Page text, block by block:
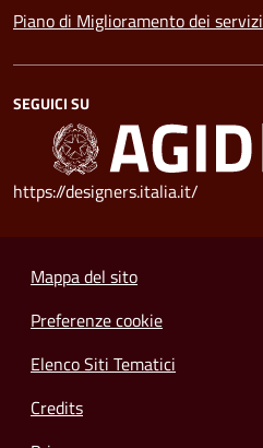
Piano di Miglioramento dei servizi
SEGUICI SU
https://designers.italia.it/
Mappa del sito
Preferenze cookie
Elenco Siti Tematici
Credits